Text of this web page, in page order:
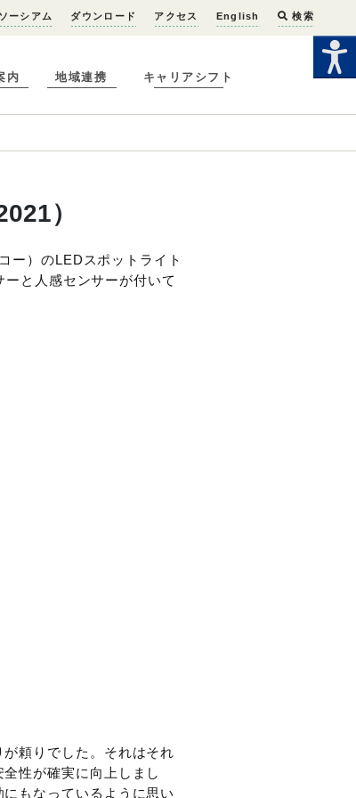
ーシアム ダウンロード アクセス English 検索
内 地域連携 キャリアシフト
）
ー）のLEDスポットライト
と人感センサーが付いて
頼りでした。それはそれ
性が確実に向上しまし
もなっているように思い